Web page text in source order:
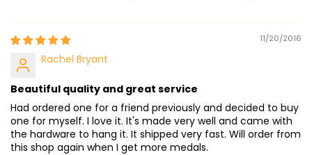
11/20/2016
Rachel Bryant
Beautiful quality and great service
Had ordered one for a friend previously and decided to buy
one for myself. I love it. It's made very well and came with
the hardware to hang it. It shipped very fast. Will order from
this shop again when I get more medals.